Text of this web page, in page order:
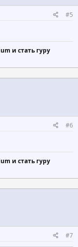
#5
и стать гуру
#6
и стать гуру
#7